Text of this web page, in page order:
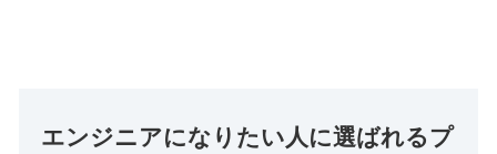
エンジニアになりたい人に選ばれるプ